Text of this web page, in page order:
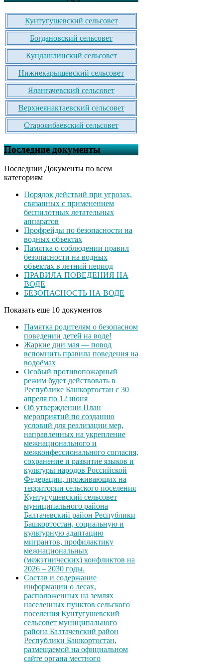
Кунтугушевский сельсовет
Богдановский сельсовет
Кундашлинский сельсовет
Нижнекарышевский сельсовет
Ялангачевский сельсовет
Верхнеянактаевский сельсовет
Староянбаевский сельсовет
Последние документы
Последнии Документы по всем
категориям
Порядок действий при угрозах,
связанных с применением
беспилотных летательных
аппаратов
Профрейды по безопасности на
водных объектах
Памятка о соблюдении правил
безопасности на водных
объектах в летний период
ПРАВИЛА ПОВЕДЕНИЯ НА
ВОДЕ
БЕЗОПАСНОСТЬ НА ВОДЕ
Показать еще 10 документов
Памятка родителям о безопасном
поведении детей на воде!
Жаркие дни мая — повод
вспомнить правила поведения на
водоёмах
Особый противопожарный
режим будет действовать в
Республике Башкортостан с 30
апреля по 12 июня
Об утверждении План
мероприятий по созданию
условий для реализации мер,
направленных на укрепление
межнационального и
межконфессионального согласия,
сохранение и развитие языков и
культуры народов Российской
Федерации, проживающих на
территории сельского поселения
Кунтугушевский сельсовет
муниципального района
Балтачевский район Республики
Башкортостан, социальную и
культурную адаптацию
мигрантов, профилактику
межнациональных
(межэтнических) конфликтов на
2026 – 2030 годы.
Состав и содержание
информации о лесах,
расположенных на землях
населенных пунктов сельского
поселения Кунтугушевский
сельсовет муниципального
района Балтачевский район
Республики Башкортостан,
размещаемой на официальном
сайте органа местного